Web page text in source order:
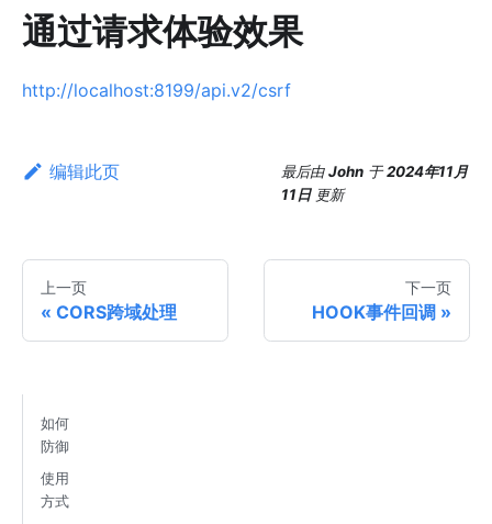
通过请求体验效果
http://localhost:8199/api.v2/csrf
编辑此页 最后由John 于2024年11月
11日 更新
上一页
CORS跨域处理
下一页
HOOK事件回调
如何
防御
使用
方式